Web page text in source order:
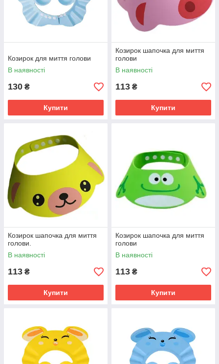
Козирок для миття голови
В наявності
130 ₴
Купити
Козирок шапочка для миття
голови
В наявності
113 ₴
Купити
Козирок шапочка для миття
голови.
В наявності
113 ₴
Купити
Козирок шапочка для миття
голови
В наявності
113 ₴
Купити